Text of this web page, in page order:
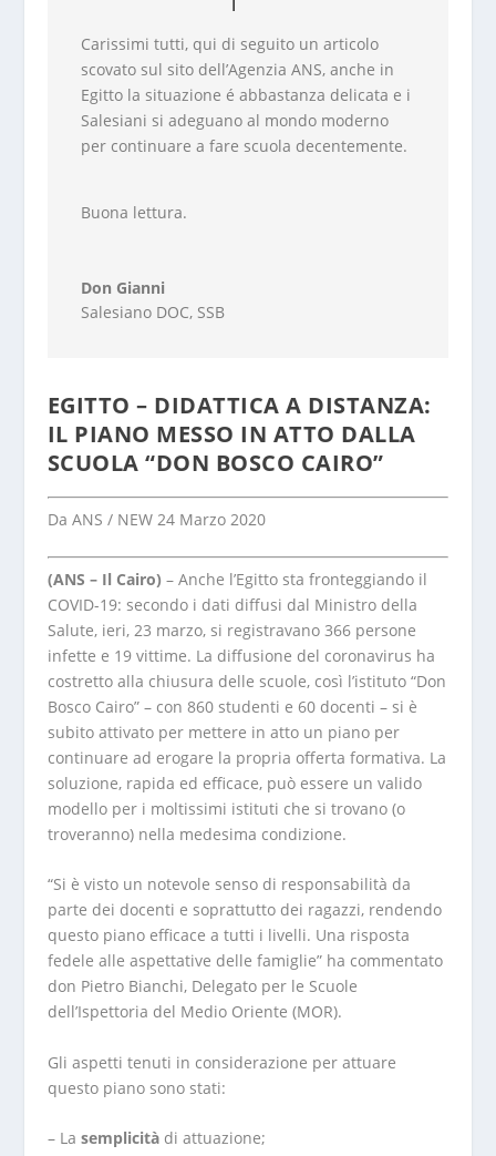
Carissimi tutti, qui di seguito un articolo
scovato sul sito dell’Agenzia ANS, anche in
Egitto la situazione é abbastanza delicata e i
Salesiani si adeguano al mondo moderno
per continuare a fare scuola decentemente.
Buona lettura.
Don Gianni
Salesiano DOC, SSB
EGITTO – DIDATTICA A DISTANZA:
IL PIANO MESSO IN ATTO DALLA
SCUOLA “DON BOSCO CAIRO”
Da ANS / NEW 24 Marzo 2020
(ANS – Il Cairo) – Anche l’Egitto sta fronteggiando il
COVID-19: secondo i dati diffusi dal Ministro della
Salute, ieri, 23 marzo, si registravano 366 persone
infette e 19 vittime. La diffusione del coronavirus ha
costretto alla chiusura delle scuole, così l’istituto “Don
Bosco Cairo” – con 860 studenti e 60 docenti – si è
subito attivato per mettere in atto un piano per
continuare ad erogare la propria offerta formativa. La
soluzione, rapida ed efficace, può essere un valido
modello per i moltissimi istituti che si trovano (o
troveranno) nella medesima condizione.
“Si è visto un notevole senso di responsabilità da
parte dei docenti e soprattutto dei ragazzi, rendendo
questo piano efficace a tutti i livelli. Una risposta
fedele alle aspettative delle famiglie” ha commentato
don Pietro Bianchi, Delegato per le Scuole
dell’Ispettoria del Medio Oriente (MOR).
Gli aspetti tenuti in considerazione per attuare
questo piano sono stati:
– La semplicitàdi attuazione;